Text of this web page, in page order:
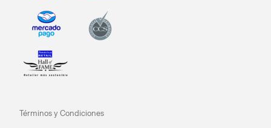
Términos y Condiciones